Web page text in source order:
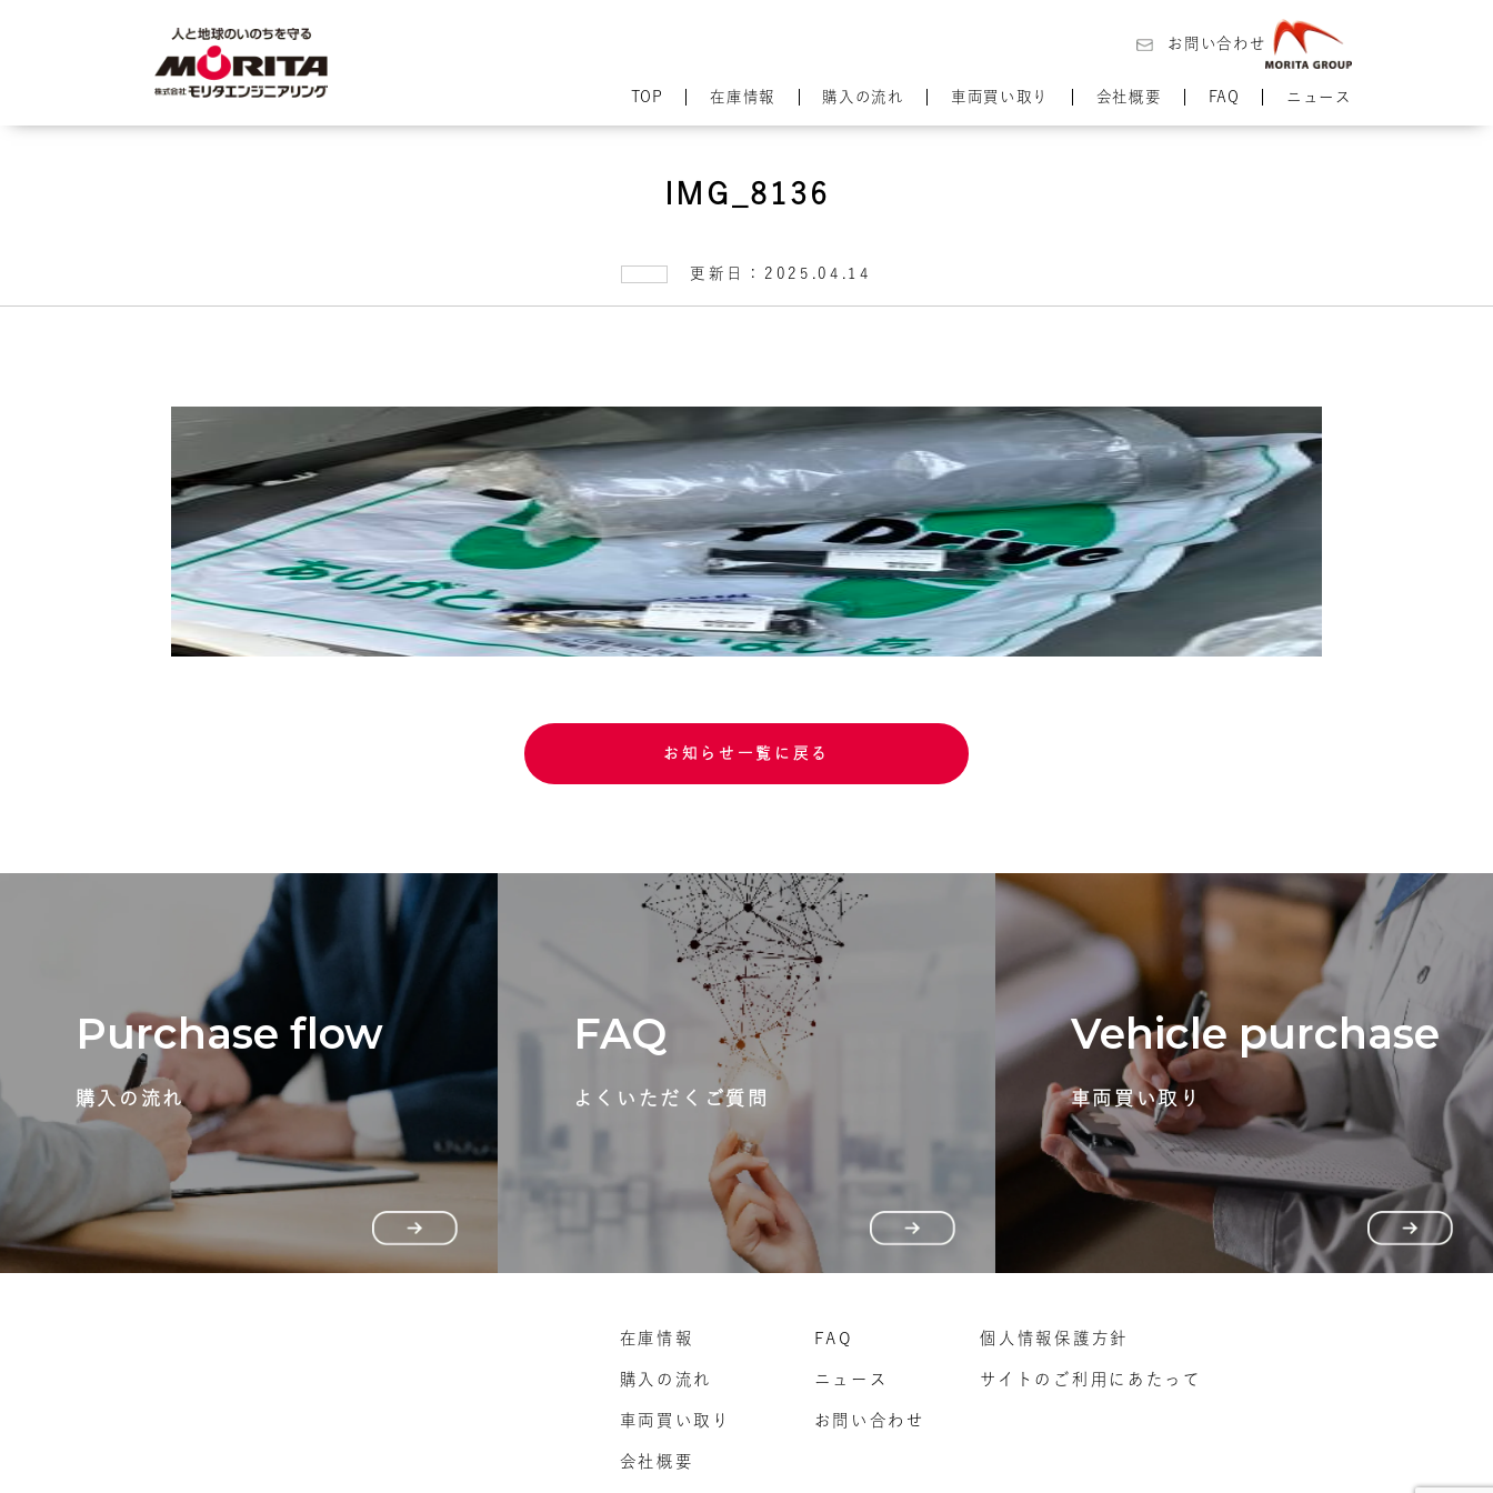
お問い合わせ
TOP 在庫情報 購入の流れ 車両買い取り 会社概要 FAQ ニュース
IMG_8136
更新日：2025.04.14
お知らせ一覧に戻る
Purchase flow
購入の流れ
FAQ
よくいただくご質問
Vehicle purchase
車両買い取り
在庫情報
購入の流れ
車両買い取り
会社概要
FAQ
ニュース
お問い合わせ
個人情報保護方針
サイトのご利用にあたって